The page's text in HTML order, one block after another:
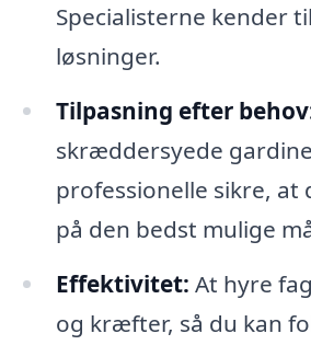
Specialisterne kender
løsninger.
Tilpasning efter
skræddersyede
professionelle sikre, at
på den bedst mulige
Effektivitet: At hyre
og kræfter, så du kan